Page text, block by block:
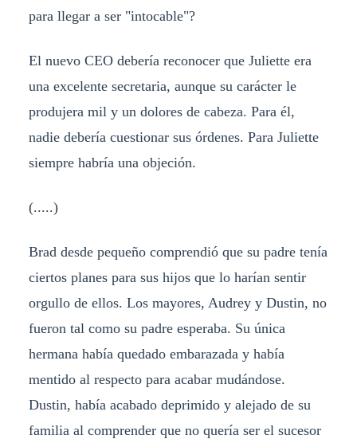
para llegar a ser "intocable"?
El nuevo CEO debería reconocer que Juliette era
una excelente secretaria, aunque su carácter le
produjera mil y un dolores de cabeza. Para él,
nadie debería cuestionar sus órdenes. Para Juliette
siempre habría una objeción.
(.....)
Brad desde pequeño comprendió que su padre tenía
ciertos planes para sus hijos que lo harían sentir
orgullo de ellos. Los mayores, Audrey y Dustin, no
fueron tal como su padre esperaba. Su única
hermana había quedado embarazada y había
mentido al respecto para acabar mudándose.
Dustin, había acabado deprimido y alejado de su
familia al comprender que no quería ser el sucesor